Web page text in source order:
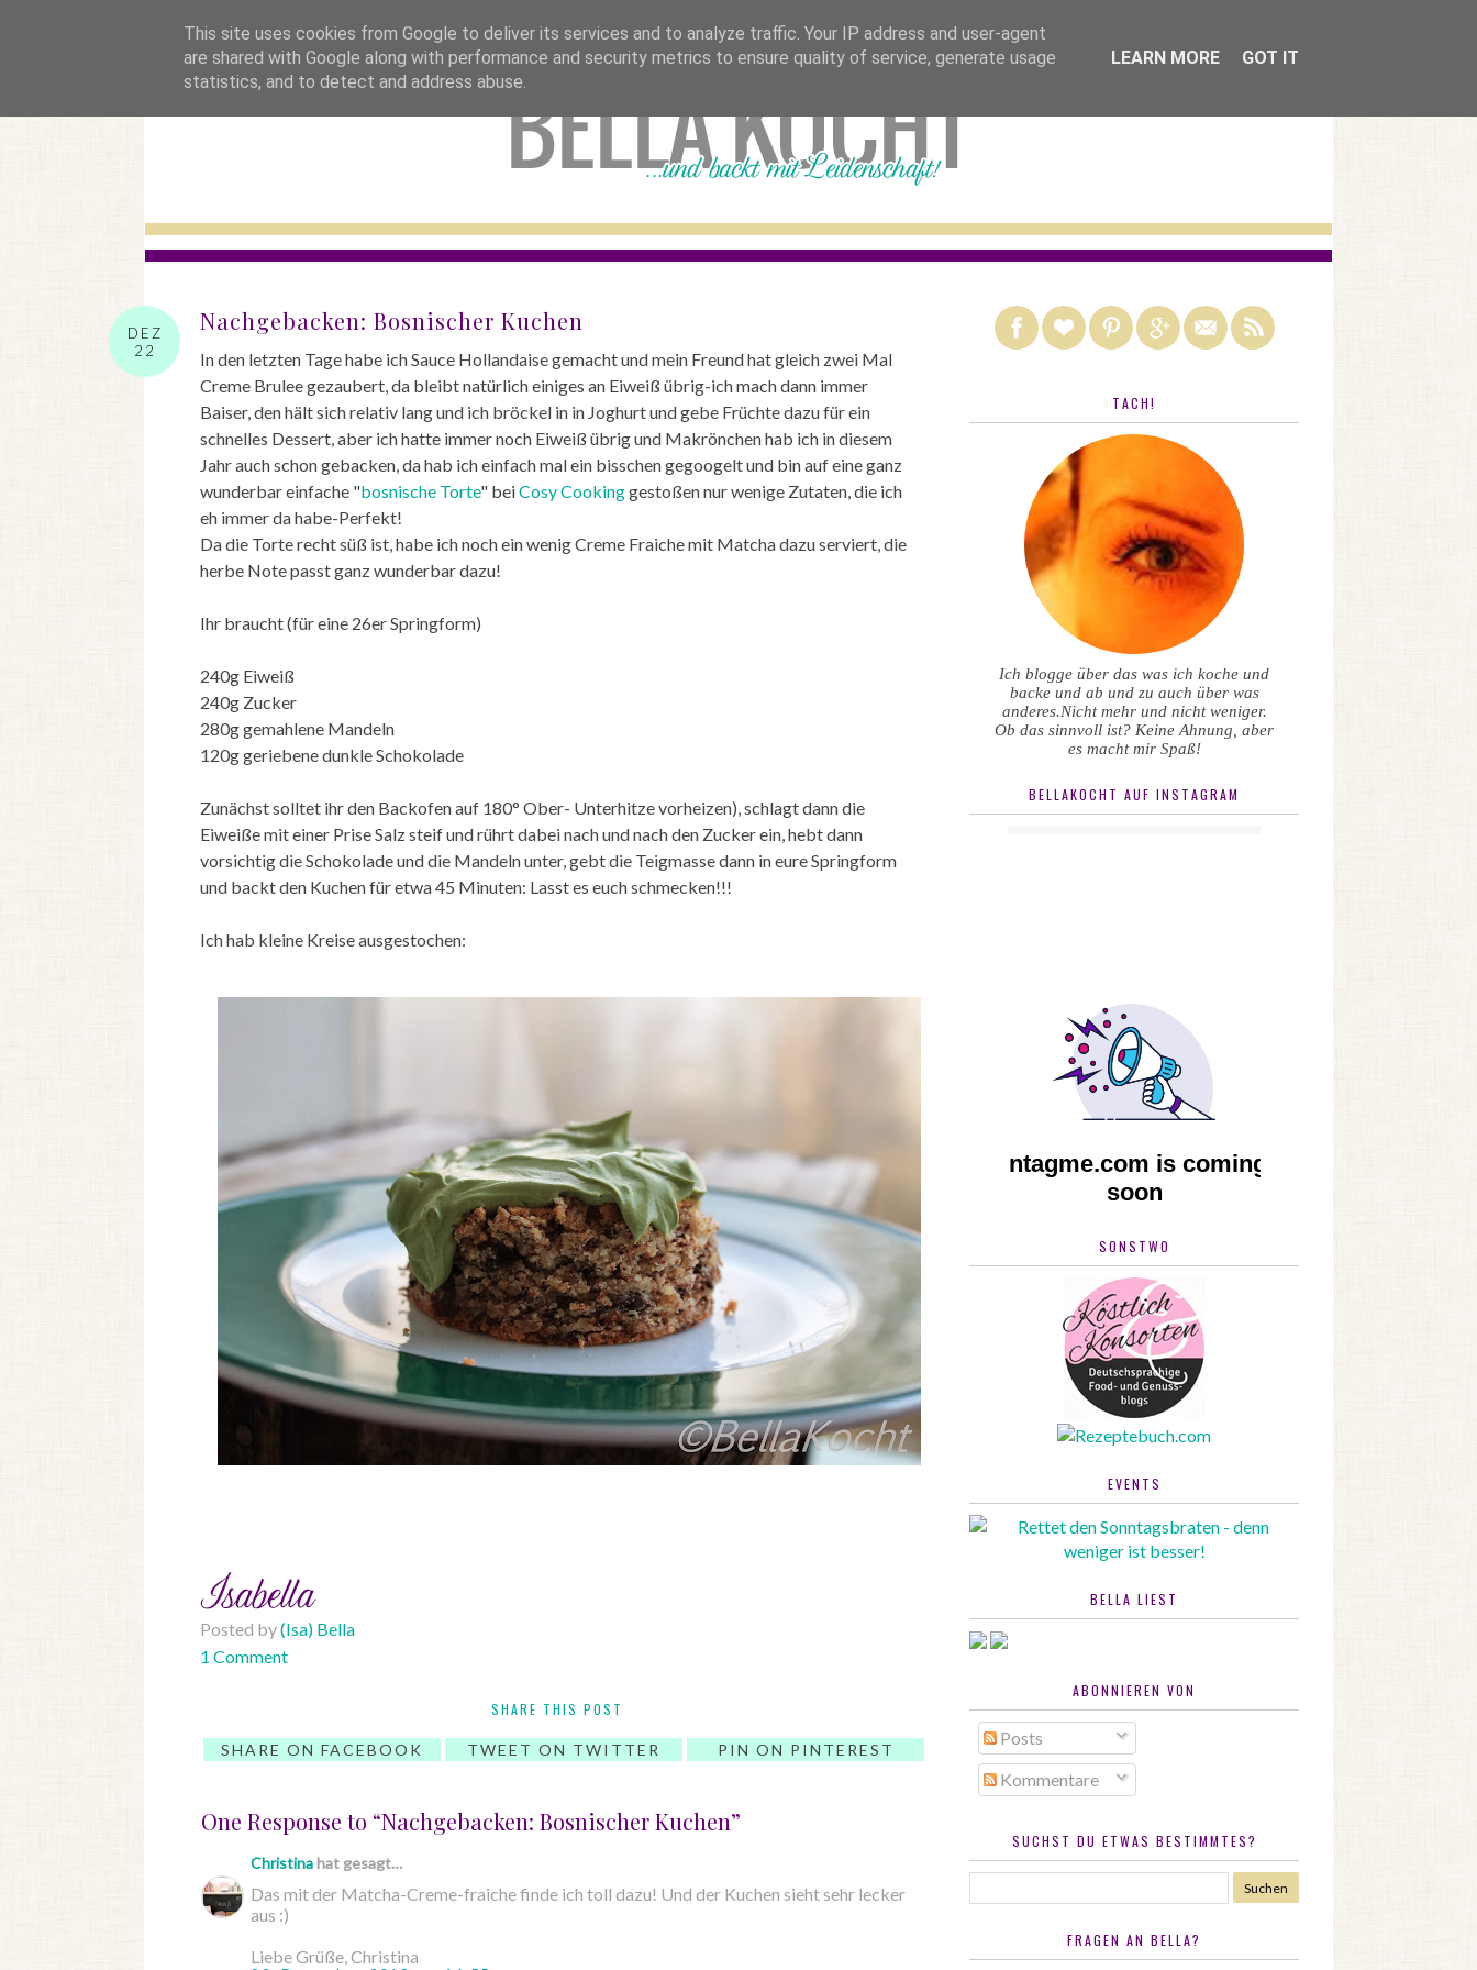
DEZ
22
Nachgebacken: Bosnischer Kuchen
In den letzten Tage habe ich Sauce Hollandaise gemacht und mein Freund hat gleich zwei Mal
Creme Brulee gezaubert, da bleibt natürlich einiges an Eiweiß übrig-ich mach dann immer
Baiser, den hält sich relativ lang und ich bröckel in in Joghurt und gebe Früchte dazu für ein
schnelles Dessert, aber ich hatte immer noch Eiweiß übrig und Makrönchen hab ich in diesem
Jahr auch schon gebacken, da hab ich einfach mal ein bisschen gegoogelt und bin auf eine ganz
wunderbar einfache "bosnische Torte" beiCosy Cookinggestoßen nur wenige Zutaten, die ich
eh immer da habe-Perfekt!
Da die Torte recht süß ist, habe ich noch ein wenig Creme Fraiche mit Matcha dazu serviert, die
herbe Note passt ganz wunderbar dazu!
Ihr braucht (für eine 26er Springform)
240g Eiweiß
240g Zucker
280g gemahlene Mandeln
120g geriebene dunkle Schokolade
Zunächst solltet ihr den Backofen auf 180° Ober- Unterhitze vorheizen), schlagt dann die
Eiweiße mit einer Prise Salz steif und rührt dabei nach und nach den Zucker ein, hebt dann
vorsichtig die Schokolade und die Mandeln unter, gebt die Teigmasse dann in eure Springform
und backt den Kuchen für etwa 45 Minuten: Lasst es euch schmecken!!!
Ich hab kleine Kreise ausgestochen:
Posted by(Isa) Bella
1 Comment
SHARE THIS POST
SHARE ON FACEBOOK TWEET ON TWITTER PIN ON PINTEREST
One Response to “Nachgebacken: Bosnischer Kuchen”
Christina hat gesagt…
Das mit der Matcha-Creme-fraiche finde ich toll dazu! Und der Kuchen sieht sehr lecker
aus :)
Liebe Grüße, Christina
TACH!
Ich blogge über das was ich koche und
backe und ab und zu auch über was
anderes.Nicht mehr und nicht weniger.
Ob das sinnvoll ist? Keine Ahnung, aber
es macht mir Spaß!
BELLAKOCHT AUF INSTAGRAM
SONSTWO
EVENTS
BELLA LIEST
ABONNIEREN VON
Posts
Kommentare
SUCHST DU ETWAS BESTIMMTES?
FRAGEN AN BELLA?
This site uses cookies from Google to deliver its services and to analyze traffic. Your IP address and user-agent
are shared with Google along with performance and security metrics to ensure quality of service, generate usage
statistics, and to detect and address abuse.
LEARN MORE GOT IT